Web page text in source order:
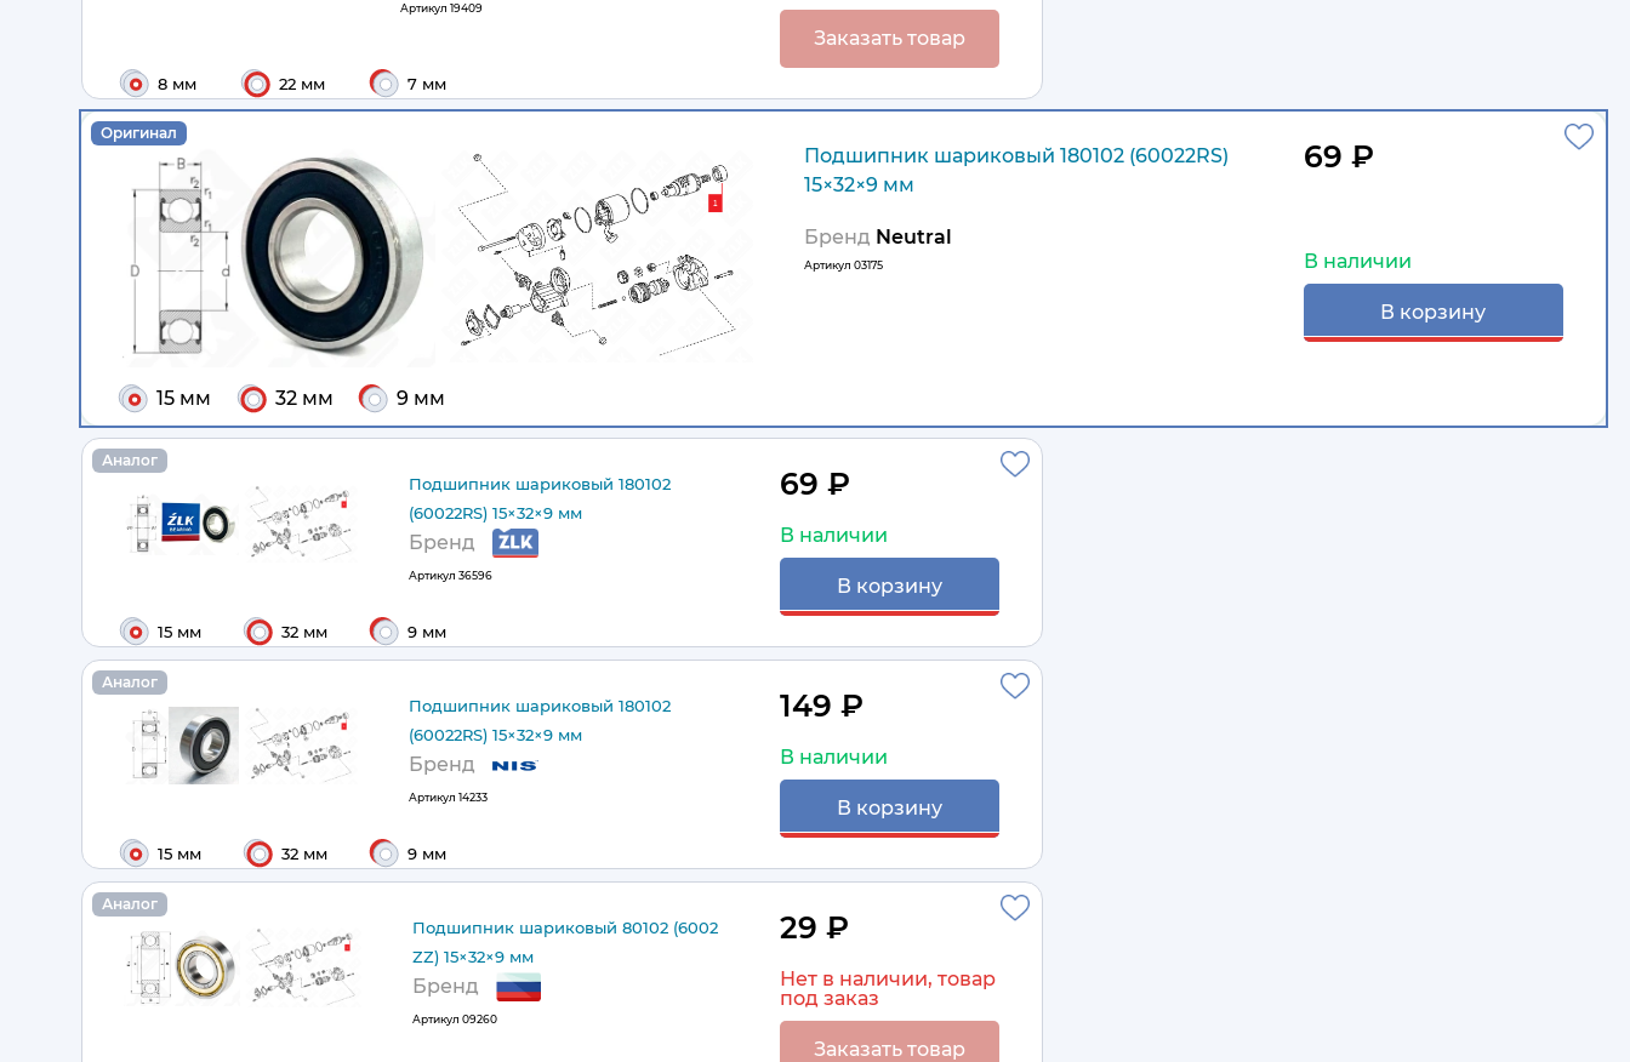
Артикул 19409
8 мм 22 мм 7 мм
Заказать товар
Оригинал
Подшипник шариковый 180102 (60022RS)
15×32×9 мм
Бренд Neutral
Артикул 03175
15 мм 32 мм 9 мм
69 ₽
В наличии
В корзину
Аналог
Подшипник шариковый 180102
(60022RS) 15×32×9 мм
Бренд
Артикул 36596
15 мм 32 мм 9 мм
69 ₽
В наличии
В корзину
Аналог
Подшипник шариковый 180102
(60022RS) 15×32×9 мм
Бренд
Артикул 14233
15 мм 32 мм 9 мм
149 ₽
В наличии
В корзину
Аналог
Подшипник шариковый 80102 (6002
ZZ) 15×32×9 мм
Бренд
Артикул 09260
29 ₽
Нет в наличии, товар
под заказ
Заказать товар